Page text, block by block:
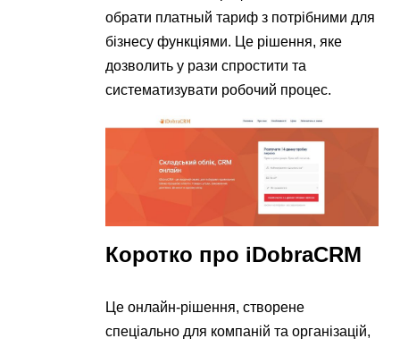
обрати платный тариф з потрібними для
бізнесу функціями. Це рішення, яке
дозволить у рази спростити та
систематизувати робочий процес.
Коротко про iDobraCRM
Це онлайн-рішення, створене
спеціально для компаній та організацій,